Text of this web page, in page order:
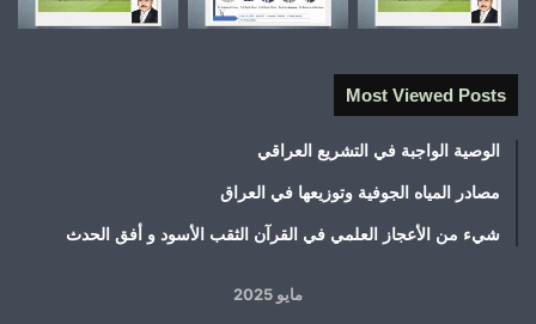
Most Viewed Posts
الوصية الواجبة في التشريع العراقي
مصادر المياه الجوفية وتوزيعها في العراق
شيء من الأعجاز العلمي في القرآن الثقب الأسود و أفق الحدث
مايو 2025